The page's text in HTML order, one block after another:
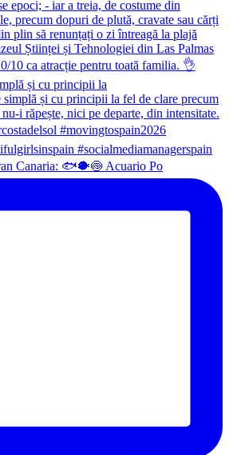
și cu principii la
Canaria: 🐟🐡🍥 Acuario Po